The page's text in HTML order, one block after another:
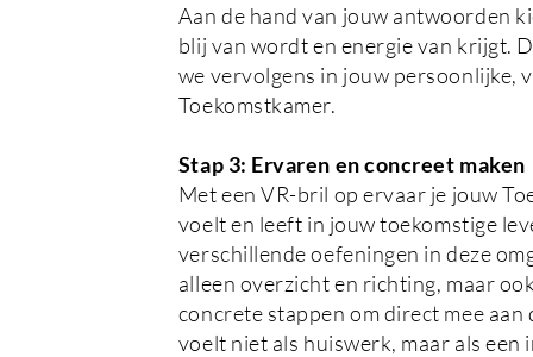
Aan de hand van jouw antwoorden
blij van wordt en energie van krijgt.
we vervolgens in jouw persoonlijke,
Toekomstkamer.
Stap 3: Ervaren en concreet maken
Met een VR-bril op ervaar je jouw
voelt en leeft in jouw toekomstige
verschillende oefeningen in deze
alleen overzicht en richting, maar
concrete stappen om direct mee aan
voelt niet als huiswerk, maar als een